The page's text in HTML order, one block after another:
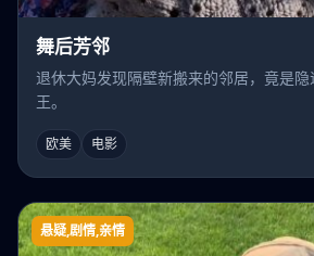
舞后芳邻
退休大妈发现隔壁新搬来的邻居，竟是
王。
欧美 电影
阁楼的拉杰
悬疑,剧情,亲情